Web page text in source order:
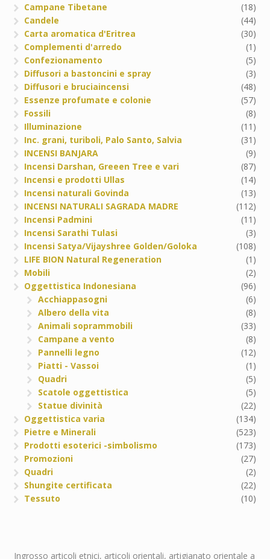
Campane Tibetane
(18)
Candele
(44)
Carta aromatica d'Eritrea
(30)
Complementi d'arredo
(1)
Confezionamento
(5)
Diffusori a bastoncini e spray
(3)
Diffusori e bruciaincensi
(48)
Essenze profumate e colonie
(57)
Fossili
(8)
Illuminazione
(11)
Inc. grani, turiboli, Palo Santo, Salvia
(31)
INCENSI BANJARA
(9)
Incensi Darshan, Greeen Tree e vari
(87)
Incensi e prodotti Ullas
(14)
Incensi naturali Govinda
(13)
INCENSI NATURALI SAGRADA MADRE
(112)
Incensi Padmini
(11)
Incensi Sarathi Tulasi
(3)
Incensi Satya/Vijayshree Golden/Goloka
(108)
LIFE BION Natural Regeneration
(1)
Mobili
(2)
Oggettistica Indonesiana
(96)
Acchiappasogni
(6)
Albero della vita
(8)
Animali soprammobili
(33)
Campane a vento
(8)
Pannelli legno
(12)
Piatti - Vassoi
(1)
Quadri
(5)
Scatole oggettistica
(5)
Statue divinità
(22)
Oggettistica varia
(134)
Pietre e Minerali
(523)
Prodotti esoterici -simbolismo
(173)
Promozioni
(27)
Quadri
(2)
Shungite certificata
(22)
Tessuto
(10)
Ingrosso articoli etnici, articoli orientali, artigianato orientale a